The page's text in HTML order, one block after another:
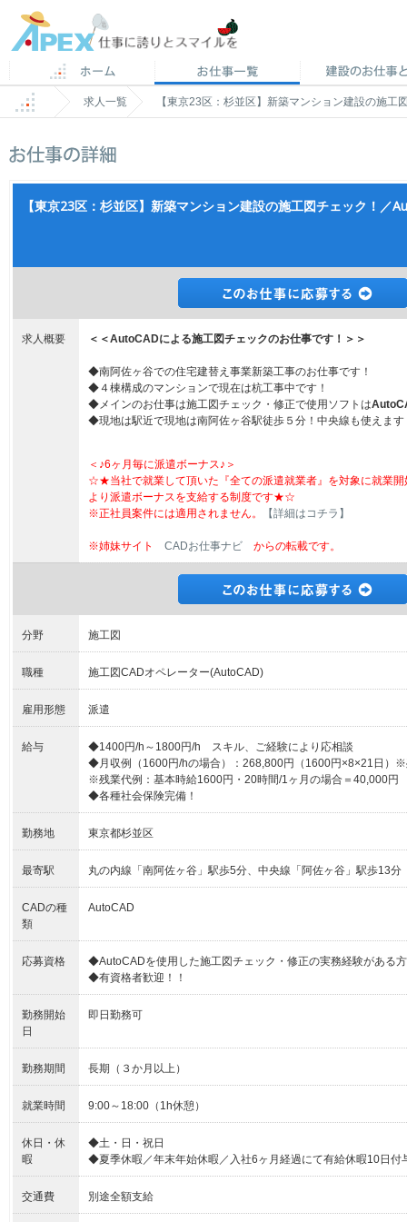
求人一覧 【東京23区：杉並区】新築マンション建設の施工
【東京23区：杉並区】新築マンション建設の施工図チェック！／
求人概要 ＜＜AutoCADによる施工図チェックのお仕事です！＞＞
◆南阿佐ヶ谷での住宅建替え事業新築工事のお仕事です！
◆４棟構成のマンションで現在は杭工事中です！
◆メインのお仕事は施工図チェック・修正で使用ソフトは
◆現地は駅近で現地は南阿佐ヶ谷駅徒歩５分！中央線も使えます
＜♪6ヶ月毎に派遣ボーナス♪＞
☆★当社で就業して頂いた『全ての派遣就業者』を対象に就業開
より派遣ボーナスを支給する制度です★☆
※正社員案件には適用されません。
【詳細はコチラ】
※姉妹サイト CADお仕事ナビ からの転載です。
分野 施工図
職種 施工図CADオペレーター(AutoCAD)
雇用形態 派遣
給与
◆1400円/h～1800円/h スキル、ご経験により応相談
◆月収例（1600円/hの場合）：268,800円（1600円×8×21日）※
※残業代例：基本時給1600円・20時間/1ヶ月の場合＝40,000円
◆各種社会保険完備！
勤務地 東京都杉並区
最寄駅 丸の内線「南阿佐ヶ谷」駅歩5分、中央線「阿佐ヶ谷」駅歩13分
CADの種
類
AutoCAD
応募資格
◆AutoCADを使用した施工図チェック・修正の実務経験がある方
◆有資格者歓迎！！
勤務開始
日
即日勤務可
勤務期間 長期（３か月以上）
就業時間 9:00～18:00（1h休憩）
休日・休
暇
◆土・日・祝日
◆夏季休暇／年末年始休暇／入社6ヶ月経過にて有給休暇10日付
交通費 別途全額支給